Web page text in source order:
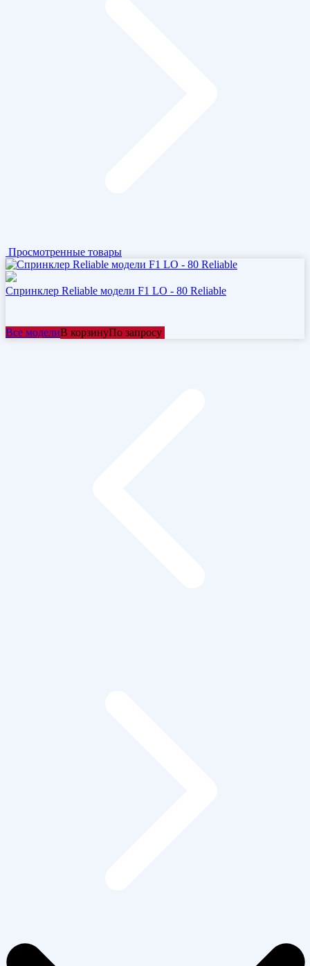
Просмотренные товары
Спринклер Reliable модели F1 LO - 80 Reliable
Все моделиВ корзинуПо запросу